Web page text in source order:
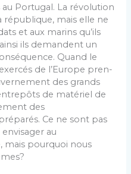
Portugal. La révolution
mais elle ne
et aux marins qu’ils
ils demandent un
Quand le
de l’Europe pren­
des grands
de matériel de
des
Ce ne sont pas
au
mais pourquoi nous